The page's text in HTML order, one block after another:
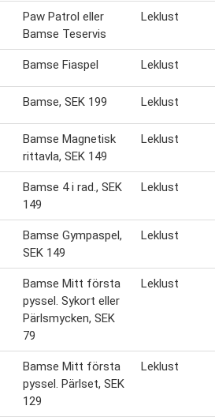
Paw Patrol eller
Bamse Teservis
Leklust
Bamse Fiaspel Leklust
Bamse, SEK 199 Leklust
Bamse Magnetisk
rittavla, SEK 149
Leklust
Bamse 4 i rad., SEK
149
Leklust
Bamse Gympaspel,
SEK 149
Leklust
Bamse Mitt första
pyssel. Sykort eller
Pärlsmycken, SEK
79
Leklust
Bamse Mitt första
pyssel. Pärlset, SEK
129
Leklust